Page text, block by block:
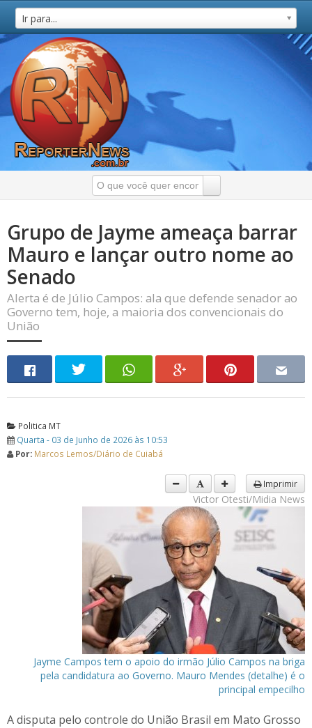
Ir para...
Grupo de Jayme ameaça barrar
Mauro e lançar outro nome ao
Senado
Alerta é de Júlio Campos: ala que defende senador ao
Governo tem, hoje, a maioria dos convencionais do
União
Politica MT
Quarta - 03 de Junho de 2026 às 10:53
Por: Marcos Lemos/Diário de Cuiabá
Imprimir
Victor Otesti/Midia News
Jayme Campos tem o apoio do irmão Júlio Campos na briga
pela candidatura ao Governo. Mauro Mendes (detalhe) é o
principal empecilho
A disputa pelo controle do União Brasil em Mato Grosso